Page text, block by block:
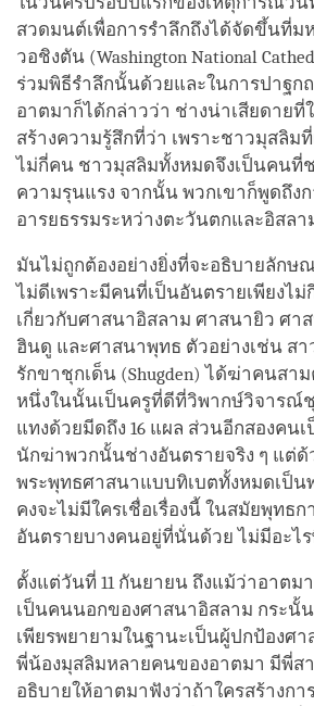
สวดมนต์เพื่อการรำลึกถึงได้จัดขึ้นที่ม
วอชิงตัน (Washington National
ร่วมพิธีรำลึกนั้นด้วยและในการปาฐก
อาตมาก็ได้กล่าวว่า ช่างน่าเสียดาย
สร้างความรู้สึกที่ว่า เพราะชาวมุสลิม
ไม่กี่คน ชาวมุสลิมทั้งหมดจึงเป็นคนที่
ความรุนแรง จากนั้น พวกเขาก็พูดถึง
อารยธรรมระหว่างตะวันตกและอิสลา
มันไม่ถูกต้องอย่างยิ่งที่จะอธิบายลักษ
ไม่ดีเพราะมีคนที่เป็นอันตรายเพียงไม่
เกี่ยวกับศาสนาอิสลาม ศาสนายิว ศา
ฮินดู และศาสนาพุทธ ตัวอย่างเช่น ส
รักขาชุกเด็น (Shugden) ได้ฆ่าคนสา
หนึ่งในนั้นเป็นครูที่ดีที่วิพากษ์วิจารณ์ชุ
แทงด้วยมีดถึง 16 แผล ส่วนอีกสองคน
นักฆ่าพวกนั้นช่างอันตรายจริง ๆ แต่ด้
พระพุทธศาสนาแบบทิเบตทั้งหมดเป็น
คงจะไม่มีใครเชื่อเรื่องนี้ ในสมัยพุทธ
อันตรายบางคนอยู่ที่นั่นด้วย ไม่มีอะไ
ตั้งแต่วันที่ 11 กันยายน ถึงแม้ว่าอาตม
เป็นคนนอกของศาสนาอิสลาม กระนั้
เพียรพยายามในฐานะเป็นผู้ปกป้องศ
พี่น้องมุสลิมหลายคนของอาตมา มีพี่ส
อธิบายให้อาตมาฟังว่าถ้าใครสร้างกา